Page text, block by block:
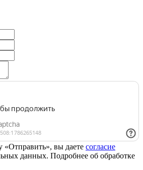
вы даете согласие
данных. Подробнее об обработке